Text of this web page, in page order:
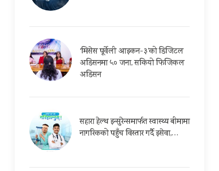
‘मिसेस पूर्वेली आइकन-३’को डिजिटल
अडिसनमा ५० जना, सकियो फिजिकल
अडिसन
सहारा हेल्थ इन्सुरेन्समार्फत स्वास्थ्य बीमामा
नागरिकको पहुँच विस्तार गर्दै इसेवा,…